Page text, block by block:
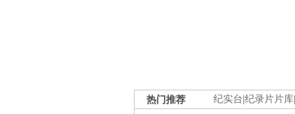
纪实台 纪录片片库
热门推荐